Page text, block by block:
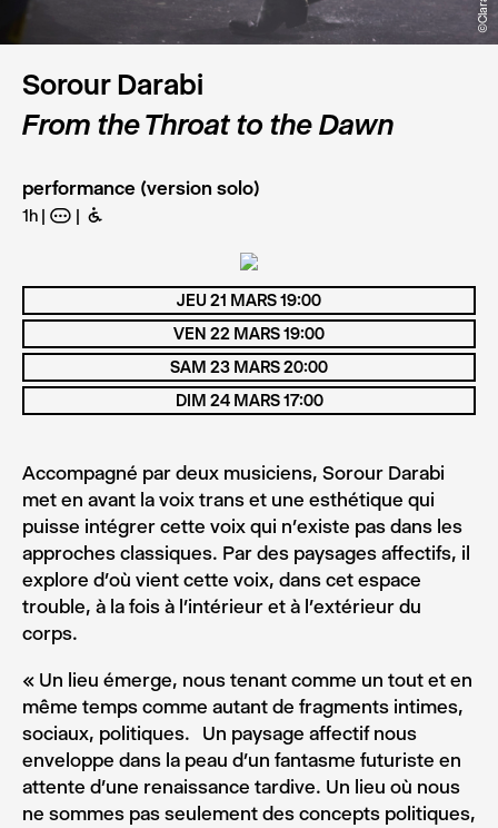
Sorour Darabi
From the Throat to the Dawn
performance (version solo)
1h A B
Accompagné par deux musiciens, Sorour Darabi
met en avant la voix trans et une esthétique qui
puisse intégrer cette voix qui n’existe pas dans les
approches classiques. Par des paysages affectifs, il
explore d’où vient cette voix, dans cet espace
trouble, à la fois à l’intérieur et à l’extérieur du
corps.
« Un lieu émerge, nous tenant comme un tout et en
même temps comme autant de fragments intimes,
sociaux, politiques. Un paysage affectif nous
enveloppe dans la peau d’un fantasme futuriste en
attente d’une renaissance tardive. Un lieu où nous
ne sommes pas seulement des concepts politiques,
JEU 21 MARS 19:00
VEN 22 MARS 19:00
SAM 23 MARS 20:00
DIM 24 MARS 17:00